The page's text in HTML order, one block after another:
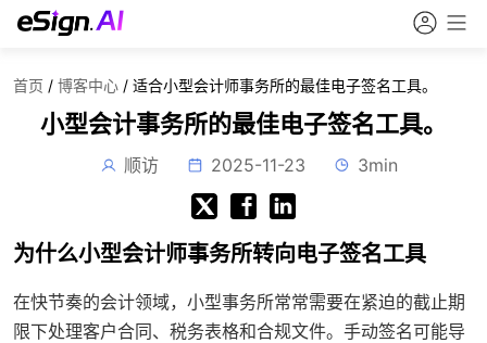
首页 / 博客中心 / 适合小型会计师事务所的最佳电子签名工具。
小型会计事务所的最佳电子签名工具。
顺访 2025-11-23 3min
为什么小型会计师事务所转向电子签名工具
在快节奏的会计领域，小型事务所常常需要在紧迫的截止期
限下处理客户合同、税务表格和合规文件。手动签名可能导